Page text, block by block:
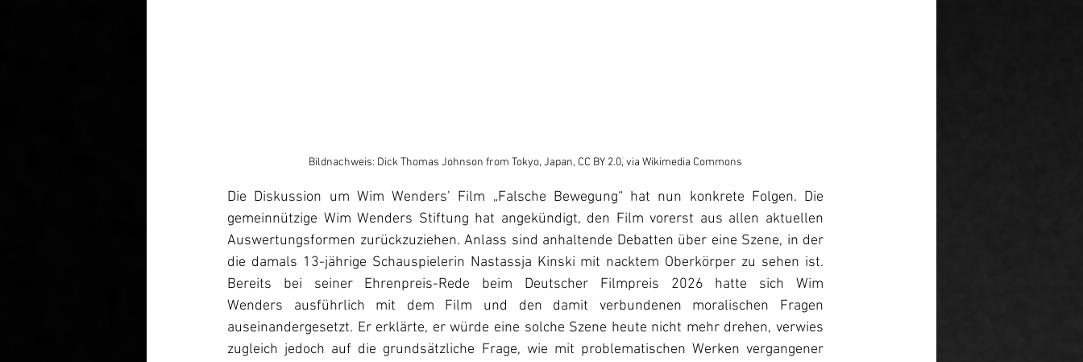
Bildnachweis: Dick Thomas Johnson from Tokyo, Japan, CC BY 2.0, via Wikimedia Commons
Die Diskussion um Wim Wenders’ Film „Falsche Bewegung“ hat nun konkrete Folgen. Die
gemeinnützige Wim Wenders Stiftung hat angekündigt, den Film vorerst aus allen aktuellen
Auswertungsformen zurückzuziehen. Anlass sind anhaltende Debatten über eine Szene, in der
die damals 13-jährige Schauspielerin Nastassja Kinski mit nacktem Oberkörper zu sehen ist.
Bereits bei seiner Ehrenpreis-Rede beim Deutscher Filmpreis 2026 hatte sich Wim
Wenders ausführlich mit dem Film und den damit verbundenen moralischen Fragen
auseinandergesetzt. Er erklärte, er würde eine solche Szene heute nicht mehr drehen, verwies
zugleich jedoch auf die grundsätzliche Frage, wie mit problematischen Werken vergangener